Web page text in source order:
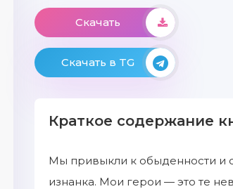
Скачать
Скачать в TG
Краткое содержание
Мы привыкли к обыденности и
изнанка. Мои герои — это те